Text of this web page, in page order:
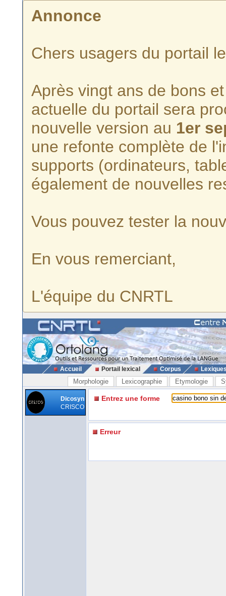
Annonce
Chers usagers du portail
Après vingt ans de bons
actuelle du portail sera
nouvelle version au 1er
une refonte complète de
supports (ordinateurs,
également de nouvelles
Vous pouvez tester la
En vous remerciant,
L'équipe du CNRTL
Accueil Portail lexical Corpus
Morphologie Lexicographie Etymologie
Dicosyn
CRISCO
Entrez une forme
Erreur